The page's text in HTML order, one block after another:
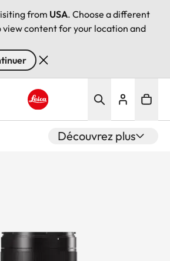
from USA. Choose a different
content for your location and
Découvrez plus